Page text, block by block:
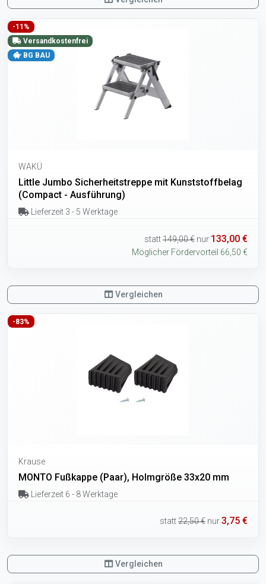
-11%
Versandkostenfrei
BG BAU
WAKÜ
Little Jumbo Sicherheitstreppe mit Kunststoffbelag
(Compact - Ausführung)
Lieferzeit 3 - 5 Werktage
statt149,00 € nur 133,00 €
Möglicher Fördervorteil 66,50 €
Vergleichen
-83%
Krause
MONTO Fußkappe (Paar), Holmgröße 33x20 mm
Lieferzeit 6 - 8 Werktage
statt22,50 € nur3,75 €
Vergleichen